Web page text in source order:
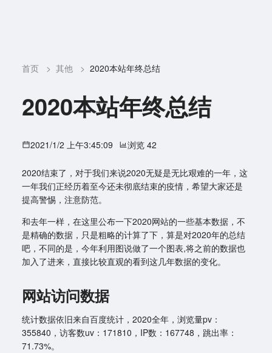
首页 > 其他 > 2020本站年终总结
2020本站年终总结
2021/1/2 上午3:45:09 浏览 42
2020结束了，对于我们来说2020无疑是无比艰难的一年，这
一年我们正经历着至今还未彻底结束的疫情，希望大家还是
提高警惕，注意防范。
和去年一样，在这里公布一下2020网站的一些基本数据，不
是精确的数据，只是粗略的计算了下，算是对2020年的总结
吧，不同的是，今年利用图说做了一个图表,将之前的数据也
加入了进来，直接比较直观的看到这几年数据的变化。
网站访问数据
统计数据依旧来自百度统计，2020全年，浏览量pv：
355840，访客数uv：171810，IP数：167748，跳出率：
71.73%。